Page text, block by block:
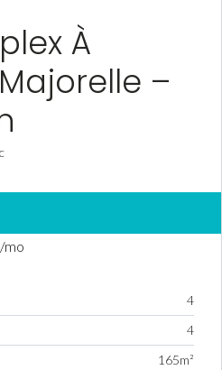
À
–
/mo
4
4
165m²